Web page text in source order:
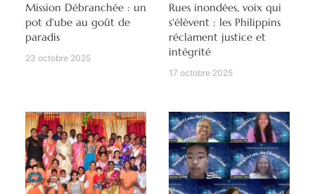
Mission Débranchée : un
pot d'ube au goût de
paradis
23 octobre 2025
Rues inondées, voix qui
s'élèvent : les Philippins
réclament justice et
intégrité
17 octobre 2025